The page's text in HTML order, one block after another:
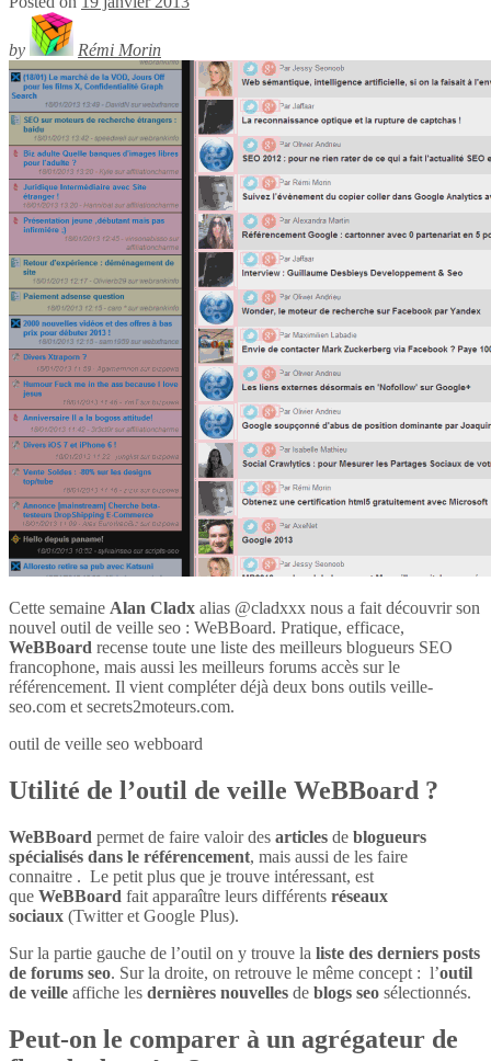
by Rémi Morin
Cette semaine Alan Cladx alias @cladxxx nous a fait découvrir son
nouvel outil de veille seo : WeBBoard. Pratique, efficace,
WeBBoard recense toute une liste des meilleurs blogueurs SEO
francophone, mais aussi les meilleurs forums accès sur le
référencement. Il vient compléter déjà deux bons outils veille-
seo.com et secrets2moteurs.com.
outil de veille seo webboard
Utilité de l’outil de veille WeBBoard ?
WeBBoard permet de faire valoir des articles de blogueurs
spécialisés dans le référencement, mais aussi de les faire
connaitre . Le petit plus que je trouve intéressant, est
que WeBBoard fait apparaître leurs différents réseaux
sociaux (Twitter et Google Plus).
Sur la partie gauche de l’outil on y trouve la liste des derniers posts
de forums seo. Sur la droite, on retrouve le même concept : l’outil
de veille affiche les dernières nouvelles de blogs seo sélectionnés.
Peut-on le comparer à un agrégateur de